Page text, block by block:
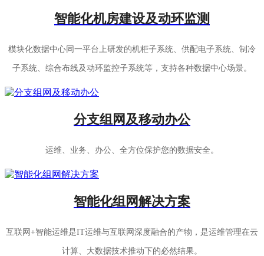
智能化机房建设及动环监测
模块化数据中心同一平台上研发的机柜子系统、供配电子系统、制冷
子系统、综合布线及动环监控子系统等，支持各种数据中心场景。
分支组网及移动办公
运维、业务、办公、全方位保护您的数据安全。
智能化组网解决方案
互联网+智能运维是IT运维与互联网深度融合的产物，是运维管理在云
计算、大数据技术推动下的必然结果。